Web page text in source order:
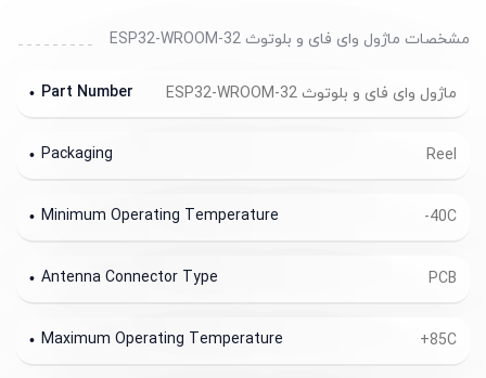
مشخصات ماژول وای فای و بلوتوث ESP32-WROOM-32
ماژول وای فای و بلوتوث ESP32-WROOM-32 Part Number
Reel
Packaging
-40C
Minimum Operating Temperature
PCB
Antenna Connector Type
+85C
Maximum Operating Temperature